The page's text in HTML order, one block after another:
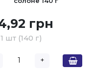
грн
шт (140 г)
+